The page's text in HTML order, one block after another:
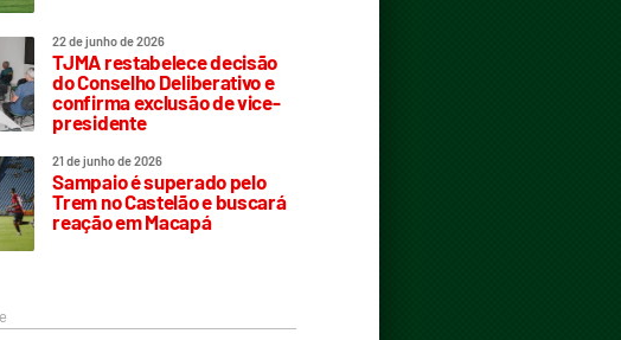
22 de junho de 2026
TJMA restabelece decisão
do Conselho Deliberativo e
confirma exclusão de vice-
presidente
21 de junho de 2026
Sampaio é superado pelo
Trem no Castelão e buscará
reação em Macapá